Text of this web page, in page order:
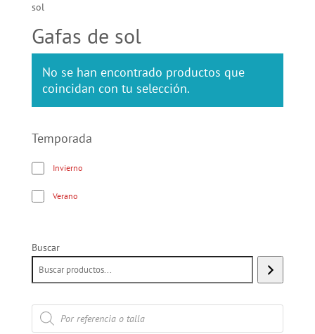
sol
Gafas de sol
No se han encontrado productos que
coincidan con tu selección.
Temporada
Invierno
Verano
Buscar
Búsqueda
de
productos